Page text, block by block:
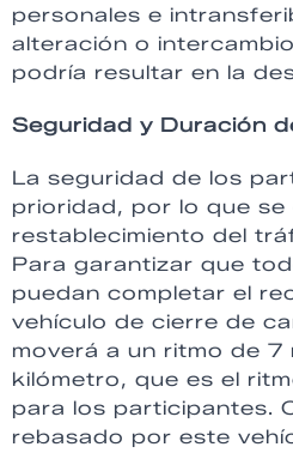
personales e
alteración o
podría resultar en la
Seguridad y Duración
La seguridad de los
prioridad, por lo que se
restablecimiento del
Para garantizar que
puedan completar el
vehículo de cierre de
moverá a un ritmo de 7
kilómetro, que es el
para los participantes.
rebasado por este